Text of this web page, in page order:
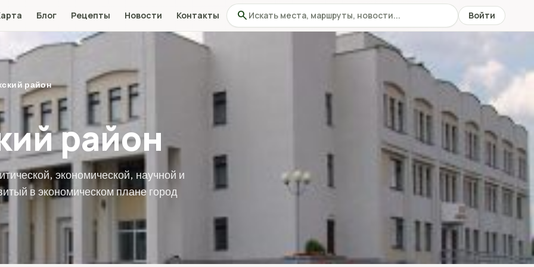
Блог Рецепты Новости Контакты Поиск по сайту
search Войти
район
район
экономической, научной и
в экономическом плане город